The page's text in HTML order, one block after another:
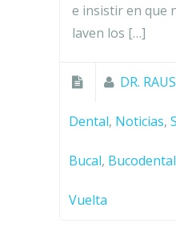
e insistir en que
laven los […]
DR.
Dental, Noticias,
Bucal, Bucodental
Vuelta